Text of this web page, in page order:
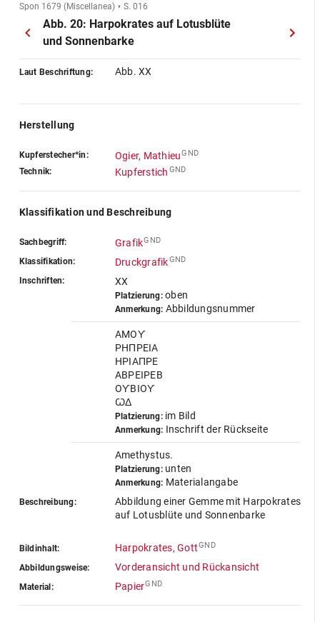
Spon 1679 (Miscellanea) S. 016
Abb. 20: Harpokrates auf Lotusblüte
und Sonnenbarke
Laut Beschriftung: Abb. XX
Herstellung
Kupferstecher*in: Ogier, MathieuGND
Technik: Kupferstich GND
Klassifikation und Beschreibung
Sachbegriff: GrafikGND
Klassifikation: DruckgrafikGND
Inschriften: XX
Platzierung:oben
Anmerkung: Abbildungsnummer
AMOƳ
PHΠPEIA
HPIAΠPE
ABPEIPEB
OƳBIOƳ
ꙌΔ
Platzierung:im Bild
Anmerkung: Inschrift der Rückseite
Amethystus.
Platzierung:unten
Anmerkung: Materialangabe
Beschreibung:
Abbildung einer Gemme mit Harpokrates
auf Lotusblüte und Sonnenbarke
Bildinhalt: Harpokrates, GottGND
Abbildungsweise: Vorderansicht und Rückansicht
Material: PapierGND